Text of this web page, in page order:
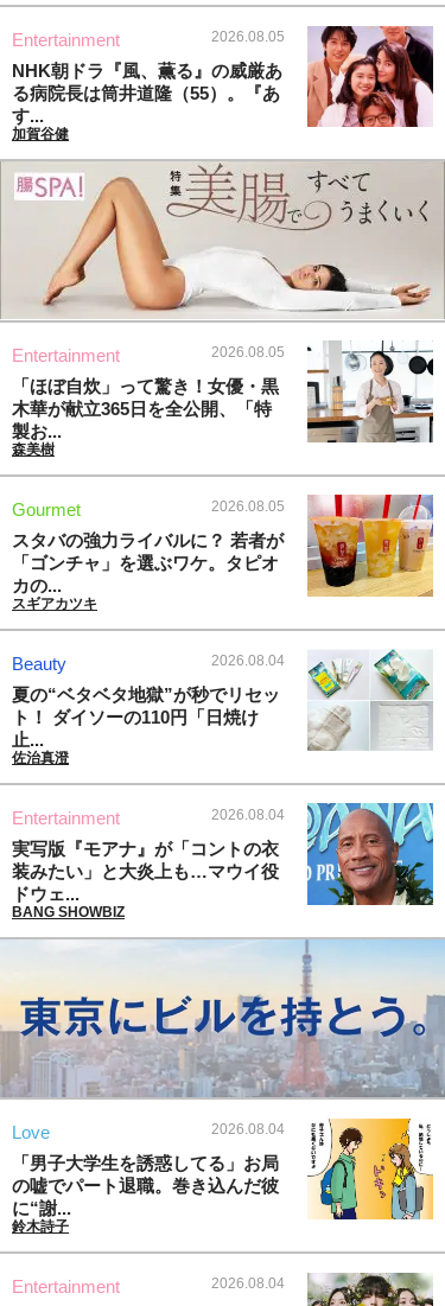
Entertainment 2026.08.05
NHK朝ドラ『風、薫る』の威厳あ
る病院長は筒井道隆（55）。『あ
す...
加賀谷健
Entertainment 2026.08.05
「ほぼ自炊」って驚き！女優・黒
木華が献立365日を全公開、「特
製お...
森美樹
Gourmet 2026.08.05
スタバの強力ライバルに？ 若者が
「ゴンチャ」を選ぶワケ。タピオ
カの...
スギアカツキ
Beauty 2026.08.04
夏の“ベタベタ地獄”が秒でリセッ
ト！ ダイソーの110円「日焼け
止...
佐治真澄
Entertainment 2026.08.04
実写版『モアナ』が「コントの衣
装みたい」と大炎上も…マウイ役
ドウェ...
BANG SHOWBIZ
Love 2026.08.04
「男子大学生を誘惑してる」お局
の嘘でパート退職。巻き込んだ彼
に“謝...
鈴木詩子
Entertainment 2026.08.04